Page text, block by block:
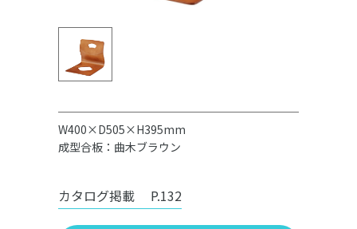
W400×D505×H395mm
成型合板：曲木ブラウン
カタログ掲載 P.132